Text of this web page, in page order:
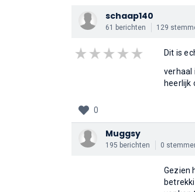
schaap140
61 berichten 129
Dit is
verhaal
heerlijk
0
Muggsy
195 berichten 0
Gezien